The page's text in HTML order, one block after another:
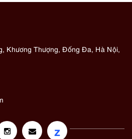
Khương Thượng, Đống Đa, Hà Nội,
z